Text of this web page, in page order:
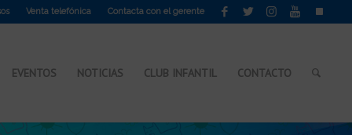
Venta telefónica Contacta con el gerente
EVENTOS NOTICIAS CLUB INFANTIL CONTACTO